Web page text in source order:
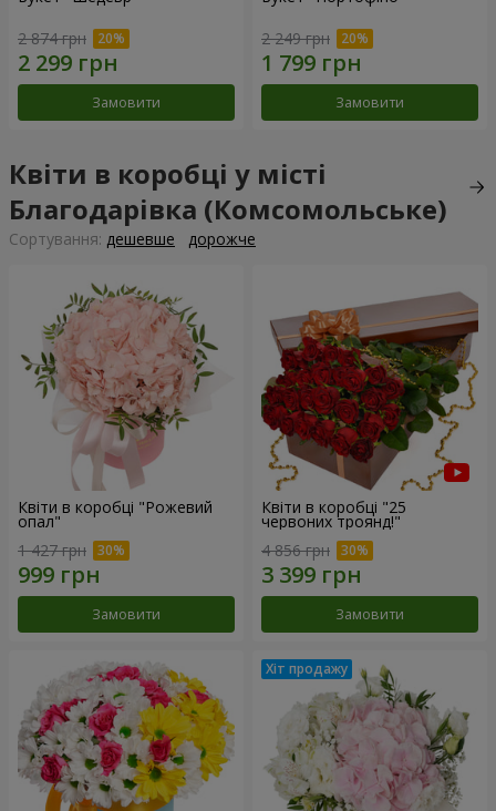
2 874 грн
Замовити
2 249 грн
Замовити
Квіти в коробці у місті
Благодарівка (Комсомольське)
Сортування: дешевше дорожче
Квіти в коробці "Рожевий
опал"
1 427 грн
Замовити
Квіти в коробці "25
червоних троянд!"
4 856 грн
Замовити